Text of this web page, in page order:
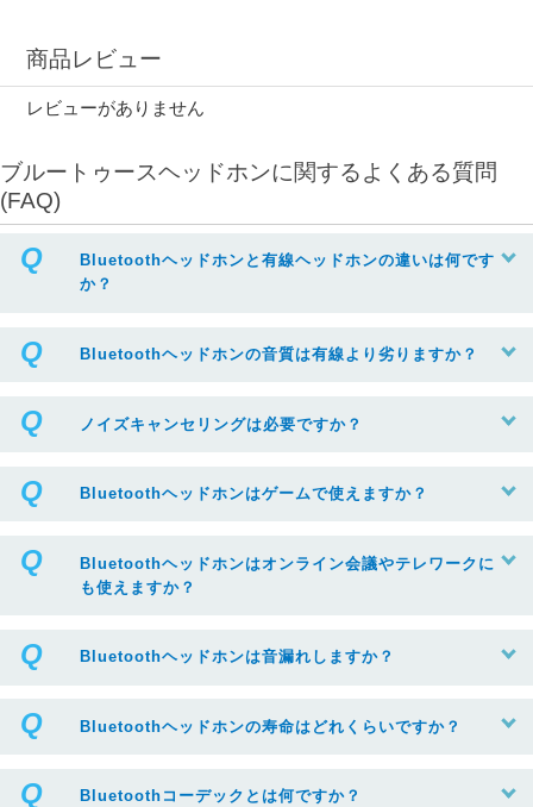
商品レビュー
レビューがありません
ブルートゥースヘッドホンに関するよくある質問
(FAQ)
Bluetoothヘッドホンと有線ヘッドホンの違いは何です
か？
Bluetoothヘッドホンの音質は有線より劣りますか？
ノイズキャンセリングは必要ですか？
Bluetoothヘッドホンはゲームで使えますか？
Bluetoothヘッドホンはオンライン会議やテレワークに
も使えますか？
Bluetoothヘッドホンは音漏れしますか？
Bluetoothヘッドホンの寿命はどれくらいですか？
Bluetoothコーデックとは何ですか？